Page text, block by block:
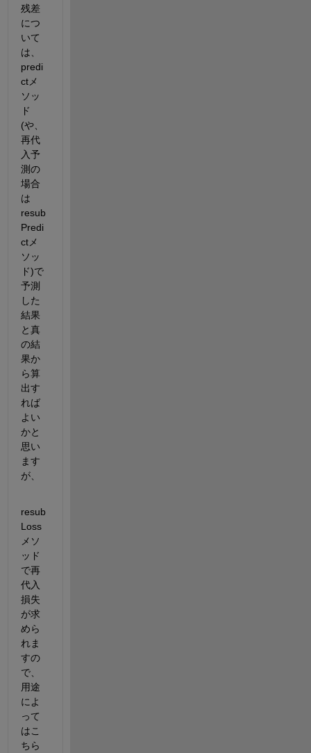
残差
につ
いて
は、
predi
ctメ
ソッ
ド
(や、
再代
入予
測の
場合
は
resub
Predi
ctメ
ソッ
ド)で
予測
した
結果
と真
の結
果か
ら算
出す
れば
よい
かと
思い
ます
が、
resub
Loss
メソ
ッド
で再
代入
損失
が求
めら
れま
すの
で、
用途
によ
って
はこ
ちら